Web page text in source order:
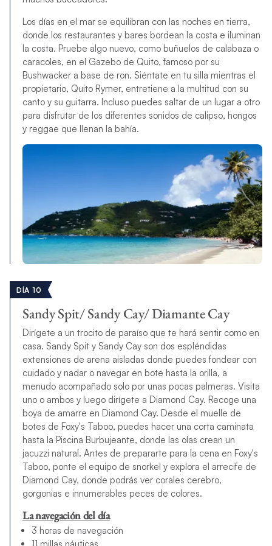
Los días en el mar se equilibran con las noches en tierra,
donde los restaurantes y bares bordean la costa e iluminan
la costa. Pruebe algo nuevo, como buñuelos de calabaza o
caracoles, en el Gazebo de Quito, famoso por su
Bushwacker a base de ron. Siéntate en tu silla mientras el
propietario, Quito Rymer, entretiene a la multitud con su
canto y su guitarra. Incluso puedes saltar de un lugar a otro
para disfrutar de los diferentes sonidos de calipso, hongos
y reggae que llenan la bahía.
DÍA 10
Sandy Spit/ Sandy Cay/ Diamante Cay
Dirígete a un trocito de paraíso que te hará sentir como en
casa. Sandy Spit y Sandy Cay son dos espléndidas
extensiones de arena aisladas donde puedes fondear con
cuidado y nadar o navegar en bote hasta la orilla, a
menudo acompañado solo por unas pocas palmeras. Visita
uno o ambos y luego dirígete a Diamond Cay. Recoge una
boya de amarre en Diamond Cay. Desde el muelle de
botes de Foxy's Taboo, puedes hacer una corta caminata
hasta la Piscina Burbujeante, donde las olas crean un
jacuzzi natural. Antes de prepararte para la cena en Foxy's
Taboo, ponte el equipo de snorkel y explora el arrecife de
Diamond Cay, donde podrás ver corales cerebro,
gorgonias e innumerables peces de colores.
La navegación del día
3 horas de navegación